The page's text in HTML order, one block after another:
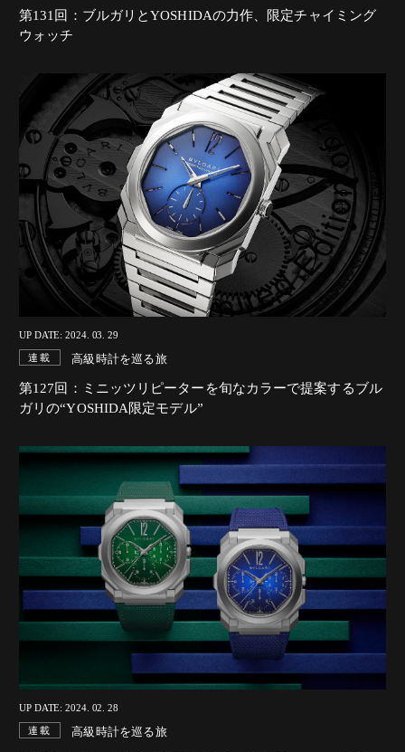
第131回：ブルガリとYOSHIDAの力作、限定チャイミング
ウォッチ
UP DATE: 2024. 03. 29
連載 高級時計を巡る旅
第127回：ミニッツリピーターを旬なカラーで提案するブル
ガリの“YOSHIDA限定モデル”
UP DATE: 2024. 02. 28
連載 高級時計を巡る旅